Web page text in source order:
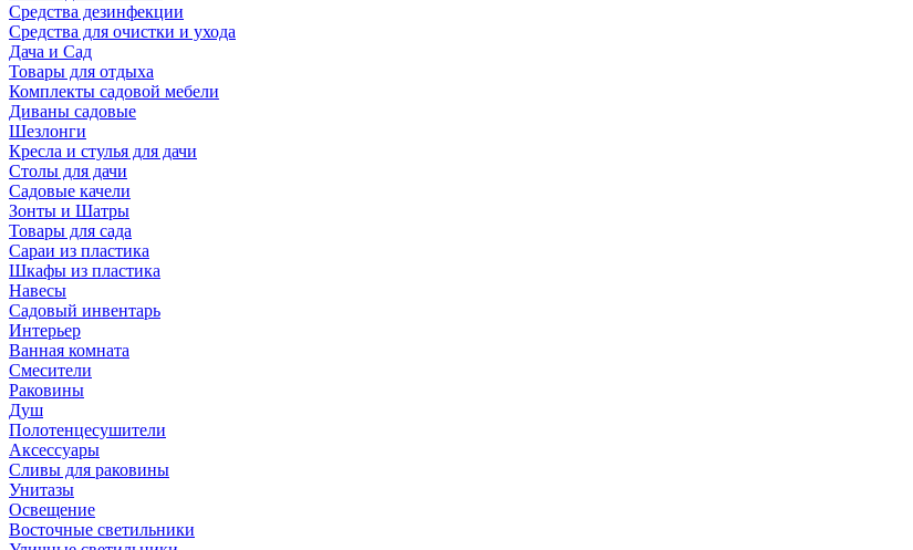
Средства дезинфекции
Средства для очистки и ухода
Дача и Сад
Товары для отдыха
Комплекты садовой мебели
Диваны садовые
Шезлонги
Кресла и стулья для дачи
Столы для дачи
Садовые качели
Зонты и Шатры
Товары для сада
Сараи из пластика
Шкафы из пластика
Навесы
Садовый инвентарь
Интерьер
Ванная комната
Смесители
Раковины
Душ
Полотенцесушители
Аксессуары
Сливы для раковины
Унитазы
Освещение
Восточные светильники